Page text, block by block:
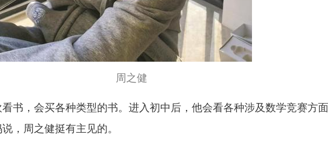
周之健
书，会买各种类型的书。进入初中后，他会看各种涉及数学竞赛方面
，周之健挺有主见的。